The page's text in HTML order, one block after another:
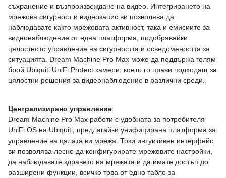
съхранение и възпроизвеждане на видео. Интегрирането на
мрежова сигурност и видеозапис ви позволява да
наблюдавате както мрежовата активност, така и емисиите за
видеонаблюдение от една платформа, подобрявайки
цялостното управление на сигурността и осведомеността за
ситуацията. Dream Machine Pro Max може да поддържа голям
брой Ubiquiti UniFi Protect камери, което го прави подходящ за
цялостни решения за видеонаблюдение в различни среди.
Централизирано управление
Dream Machine Pro Max работи с удобната за потребителя
UniFi OS на Ubiquiti, предлагайки унифицирана платформа за
управление на цялата ви мрежа. Този интуитивен интерфейс
ви позволява лесно да конфигурирате мрежовите настройки,
да наблюдавате здравето на мрежата и да имате достъп до
разширени функции, всичко това от едно табло за